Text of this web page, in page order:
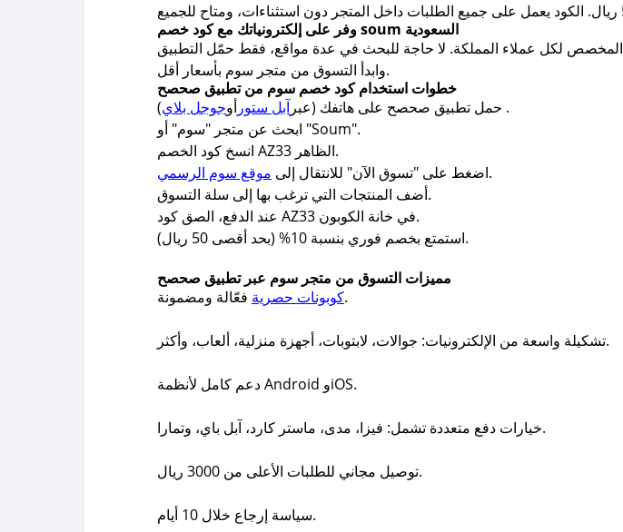
وفر على إلكترونياتك مع كود خصم soum السعودية
عبر صحصح، نمنحك فرصة التوفير الحقيقي مع أحدث كود خصم سوم 2025 المخصص لكل عملاء المملكة. لا حاجة للبحث في عدة مواقع، فقط حمّل التطبيق
وابدأ التسوق من متجر سوم بأسعار أقل.
خطوات استخدام كود خصم سوم من تطبيق صحصح
حمل تطبيق صحصح على هاتفك (عبر آبل ستور أوجوجل بلاي
) .
ابحث عن متجر "سوم" أو "Soum".
انسخ كود الخصم AZ33 الظاهر.
اضغط على "تسوق الآن" للانتقال إلى موقع سوم الرسمي
.
أضف المنتجات التي ترغب بها إلى سلة التسوق.
عند الدفع، الصق كود AZ33 في خانة الكوبون.
استمتع بخصم فوري بنسبة 10% (بحد أقصى 50 ريال).
مميزات التسوق من متجر سوم عبر تطبيق صحصح
كوبونات حصريةفعّالة ومضمونة.
تشكيلة واسعة من الإلكترونيات: جوالات، لابتوبات، أجهزة منزلية، ألعاب، وأكثر.
دعم كامل لأنظمة Android وiOS.
خيارات دفع متعددة تشمل: فيزا، مدى، ماستر كارد، آبل باي، وتمارا.
توصيل مجاني للطلبات الأعلى من 3000 ريال.
سياسة إرجاع خلال 10 أيام.